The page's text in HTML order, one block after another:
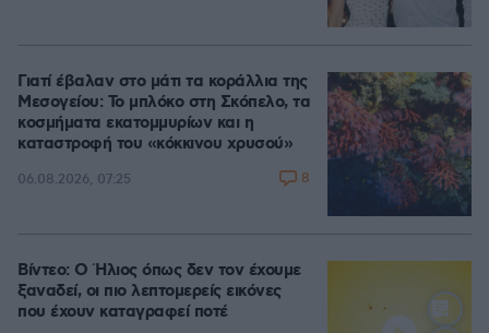
Γιατί έβαλαν στο μάτι τα κοράλλια της
Μεσογείου: Το μπλόκο στη Σκόπελο, τα
κοσμήματα εκατομμυρίων και η
καταστροφή του «κόκκινου χρυσού»
06.08.2026, 07:25 8
Βίντεο: Ο Ήλιος όπως δεν τον έχουμε
ξαναδεί, οι πιο λεπτομερείς εικόνες
που έχουν καταγραφεί ποτέ